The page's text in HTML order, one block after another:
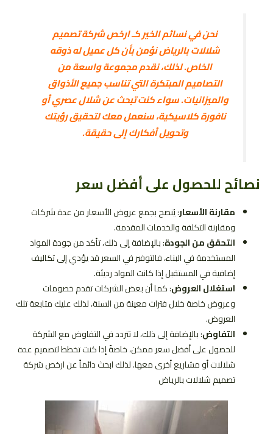
نحن في نسائم الخير كـ ارخص شركة تصميم
شلالات بالرياض نؤمن بأن كل عميل له ذوقه
الخاص. لذلك، نقدم مجموعة واسعة من
التصاميم المبتكرة التي تناسب جميع الأذواق
والميزانيات. سواء كنت تبحث عن شلال عصري أو
نافورة كلاسيكية، سنعمل معك لتحقيق رؤيتك
وتحويل أفكارك إلى حقيقة.
نصائح للحصول على أفضل سعر
مقارنة الأسعار: يُنصح بجمع عروض الأسعار من عدة شركات
ومقارنة التكلفة والخدمات المقدمة.
التحقق من الجودة: بالإضافة إلى ذلك، تأكد من جودة المواد
المستخدمة في البناء، فالتوفير في السعر قد يؤدي إلى تكاليف
إضافية في المستقبل إذا كانت المواد رديئة.
استغلال العروض: كما أن بعض الشركات تقدم خصومات
وعروض خاصة خلال فترات معينة من السنة، لذلك عليك متابعة تلك
العروض.
التفاوض: بالإضافة إلى ذلك، لا تتردد في التفاوض مع الشركة
للحصول على أفضل سعر ممكن، خاصةً إذا كنت تخطط لتصميم عدة
شلالات أو مشاريع أخرى معها. لذلك ابحث دائماً عن ارخص شركة
تصميم شلالات بالرياض